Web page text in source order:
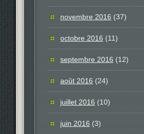
novembre 2016 (37)
octobre 2016 (11)
septembre 2016 (12)
août 2016 (24)
juillet 2016 (10)
juin 2016 (3)